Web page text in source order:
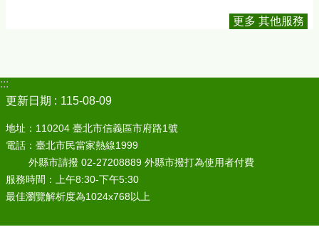
更多 其他服務
:::
更新日期
115-08-09
地址：110204 臺北市信義區市府路1號
電話：臺北市民當家熱線1999
外縣市請撥 02-27208889 外縣市撥打為使用者付費
服務時間：上午8:30-下午5:30
最佳瀏覽解析度為1024x768以上